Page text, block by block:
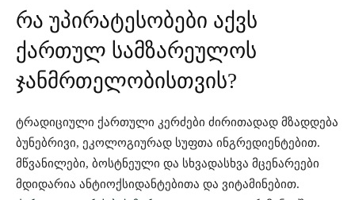
რა უპირატესობები აქვს
ქართულ სამზარეულოს
ჯანმრთელობისთვის?
ტრადიციული ქართული კერძები ძირითადად მზადდება
ბუნებრივი, ეკოლოგიურად სუფთა ინგრედიენტებით.
მწვანილები, ბოსტნეული და სხვადასხვა მცენარეები
მდიდარია ანტიოქსიდანტებითა და ვიტამინებით.